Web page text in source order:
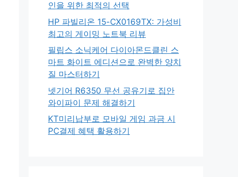
인을 위한 최적의 선택
HP 파빌리온 15-CX0169TX: 가성비
최고의 게이밍 노트북 리뷰
필립스 소닉케어 다이아몬드클린 스
마트 화이트 에디션으로 완벽한 양치
질 마스터하기
넷기어 R6350 무선 공유기로 집안
와이파이 문제 해결하기
KT미리납부로 모바일 게임 과금 시
PC결제 혜택 활용하기